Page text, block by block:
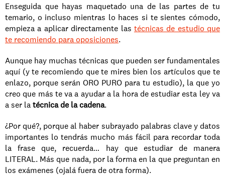
Enseguida que hayas maquetado una de las partes de tu
temario, o incluso mientras lo haces si te sientes cómodo,
empieza a aplicar directamente las técnicas de estudio que
te recomiendo para oposiciones.
Aunque hay muchas técnicas que pueden ser fundamentales
aquí (y te recomiendo que te mires bien los artículos que te
enlazo, porque serán ORO PURO para tu estudio), la que yo
creo que más te va a ayudar a la hora de estudiar esta ley va
a ser la técnica de la cadena.
¿Por qué?, porque al haber subrayado palabras clave y datos
importantes lo tendrás mucho más fácil para recordar toda
la frase que, recuerda… hay que estudiar de manera
LITERAL. Más que nada, por la forma en la que preguntan en
los exámenes (ojalá fuera de otra forma).